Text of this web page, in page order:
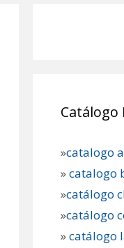
Catálogo
»catalogo
»catalogo
»catálogo
»catálogo
»catálogo